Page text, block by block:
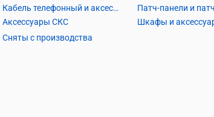
Кабель телефонный и аксессуары
Аксессуары СКС
Патч-панели и
Шкафы и
Сняты с производства